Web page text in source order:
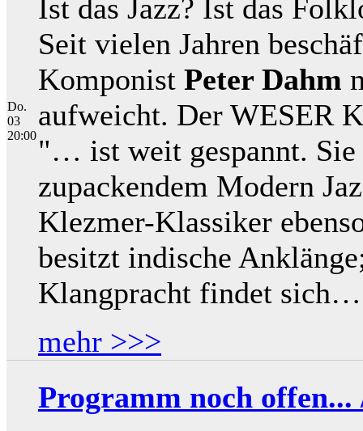
Do.
03
20:00
Ist das Jazz? Ist das
Seit vielen Jahren
Komponist Peter Dahm
aufweicht. Der WESER
"… ist weit gespannt. Sie
zupackendem Modern
Klezmer-Klassiker
besitzt indische
Klangpracht findet
mehr >>>
Programm noch